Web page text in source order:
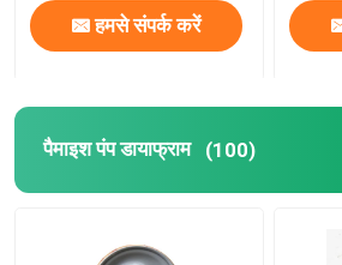
हमसे संपर्क करें
पैमाइश पंप डायाफ्राम (100)